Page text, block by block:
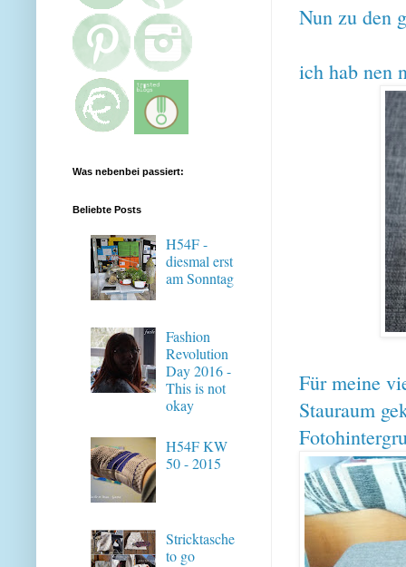
Nun zu den
ich hab nen
Für meine
Stauraum
Was nebenbei passiert:
Beliebte Posts
H54F -
diesmal erst
am Sonntag
Fashion
Revolution
Day 2016 -
This is not
okay
H54F KW
50 - 2015
Stricktasche
to go